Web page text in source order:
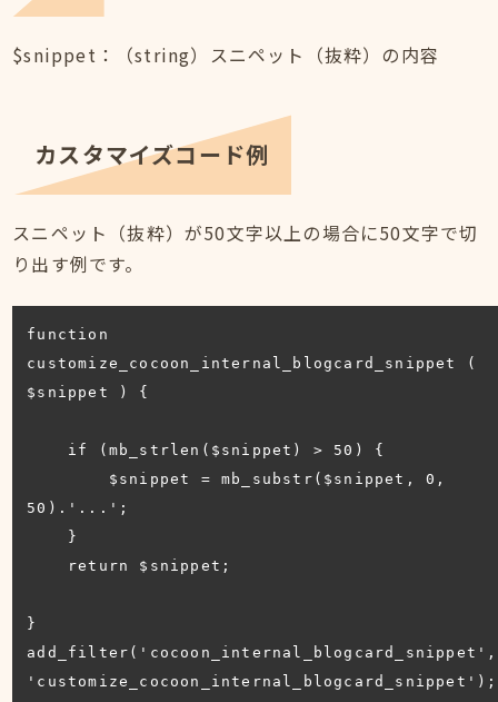
$snippet：（string）スニペット（抜粋）の内容
カスタマイズコード例
スニペット（抜粋）が50文字以上の場合に50文字で切
り出す例です。
function
customize_cocoon_internal_blogcard_snippet (
$snippet ) {
50).'...';
}
add_filter('cocoon_internal_blogcard_snippet',
'customize_cocoon_internal_blogcard_snippet');